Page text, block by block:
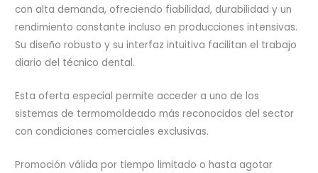
con alta demanda, ofreciendo fiabilidad, durabilidad y un
rendimiento constante incluso en producciones intensivas.
Su diseño robusto y su interfaz intuitiva facilitan el trabajo
diario del técnico dental.
Esta oferta especial permite acceder a uno de los
sistemas de termomoldeado más reconocidos del sector
con condiciones comerciales exclusivas.
Promoción válida por tiempo limitado o hasta agotar